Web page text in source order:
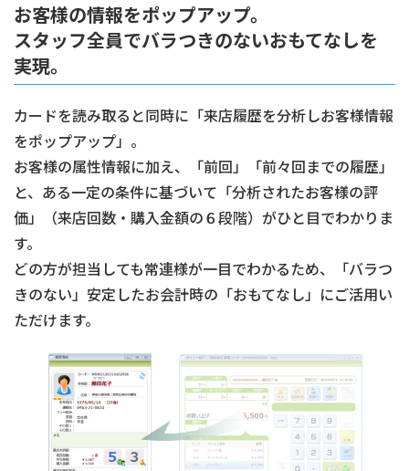
お客様の情報をポップアップ。
スタッフ全員でバラつきのないおもてなしを
実現。
カードを読み取ると同時に「来店履歴を分析しお客様情報
をポップアップ」。
お客様の属性情報に加え、「前回」「前々回までの履歴」
と、ある一定の条件に基づいて「分析されたお客様の評
価」（来店回数・購入金額の６段階）がひと目でわかりま
す。
どの方が担当しても常連様が一目でわかるため、「バラつ
きのない」安定したお会計時の「おもてなし」にご活用い
ただけます。